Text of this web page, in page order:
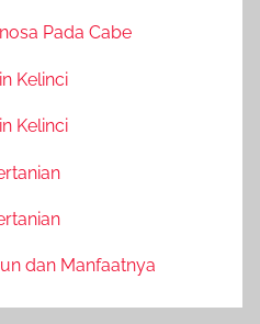
Pada Cabe
Kelinci
Kelinci
dan Manfaatnya